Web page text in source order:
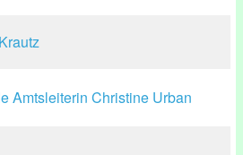
Amtsleiterin Christine Urban